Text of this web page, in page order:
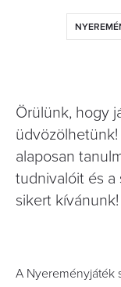
Örülünk, hogy
alaposan
tudnivalóit és a
sikert kívánunk!
A Nyereményjáték